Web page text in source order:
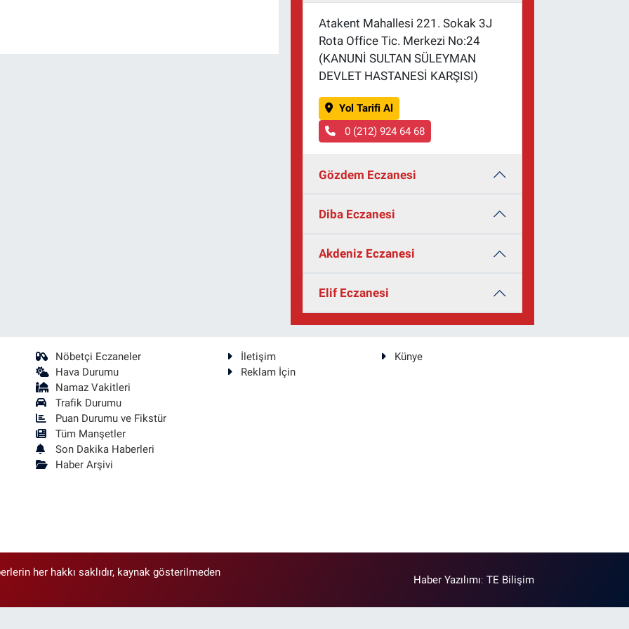
Atakent Mahallesi 221. Sokak 3J
Rota Office Tic. Merkezi No:24
(KANUNİ SULTAN SÜLEYMAN
DEVLET HASTANESİ KARŞISI)
Yol Tarifi Al
0 (212) 924 64 68
Gözdem Eczanesi
Diba Eczanesi
Akdeniz Eczanesi
Elif Eczanesi
Nöbetçi Eczaneler
Hava Durumu
Namaz Vakitleri
Trafik Durumu
Puan Durumu ve Fikstür
Tüm Manşetler
Son Dakika Haberleri
Haber Arşivi
İletişim
Künye
Reklam İçin
her hakkı saklıdır, kaynak gösterilmeden
Haber Yazılımı:TE Bilişim